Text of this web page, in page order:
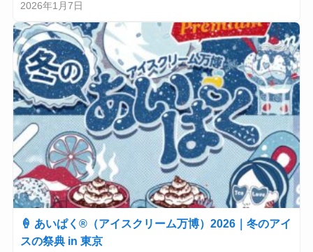
2026年1月7日
🍦 あいぱく®（アイスクリーム万博）2026｜冬のアイ
スの祭典 in 東京